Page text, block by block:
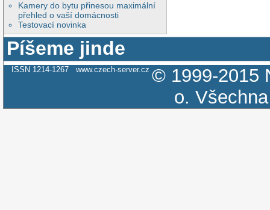
Kamery do bytu přinesou maximální
přehled o vaší domácnosti
Testovací novinka
Píšeme jinde
ISSN 1214-1267 www.czech-server.cz © 1999-2015
o.